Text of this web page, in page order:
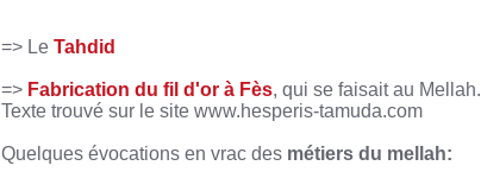
=> Le Tahdid
=> Fabrication du fil d'or à Fès, qui se faisait au Mellah.
Texte trouvé sur le site www.hesperis-tamuda.com
Quelques évocations en vrac des métiers du mellah: